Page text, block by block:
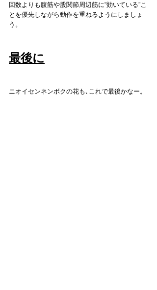
回数よりも腹筋や股関節周辺筋に“効いている”こ
とを優先しながら動作を重ねるようにしましょ
う。
最後に
ニオイセンネンボクの花も､これで最後かなー。